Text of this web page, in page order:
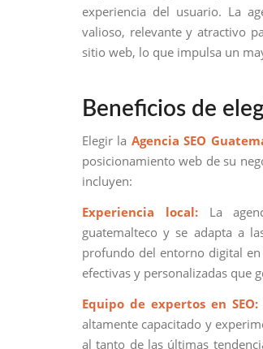
experiencia del usuario. La
valioso, relevante y atractivo
sitio web, lo que impulsa un
Beneficios de
Elegir la Agencia SEO
posicionamiento web de su
incluyen:
Experiencia local:La
guatemalteco y se adapta a
profundo del entorno digital en
efectivas y personalizadas que
Equipo de expertos en SEO:
altamente capacitado y
al tanto de las últimas